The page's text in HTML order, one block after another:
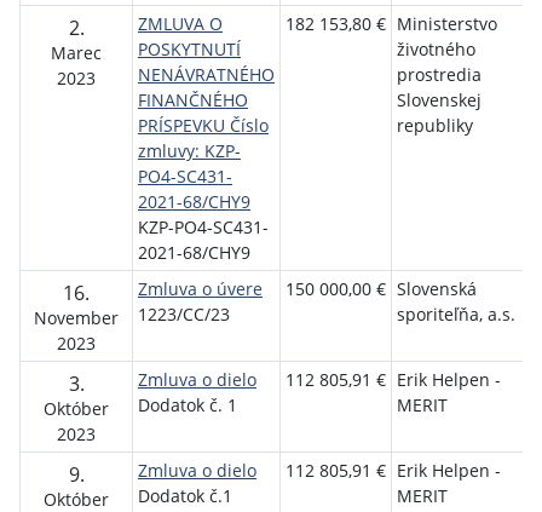
2.
Marec
2023
ZMLUVA O
POSKYTNUTÍ
NENÁVRATNÉHO
FINANČNÉHO
PRÍSPEVKU Číslo
zmluvy: KZP-
PO4-SC431-
2021-68/CHY9
KZP-PO4-SC431-
2021-68/CHY9
182 153,80 € Ministerstvo
životného
prostredia
Slovenskej
republiky
16.
November
2023
Zmluva o úvere
1223/CC/23
150 000,00 € Slovenská
sporiteľňa, a.s.
3.
Október
2023
Zmluva o dielo
Dodatok č. 1
112 805,91 € Erik Helpen -
MERIT
9.
Október
Zmluva o dielo
Dodatok č.1
112 805,91 € Erik Helpen -
MERIT